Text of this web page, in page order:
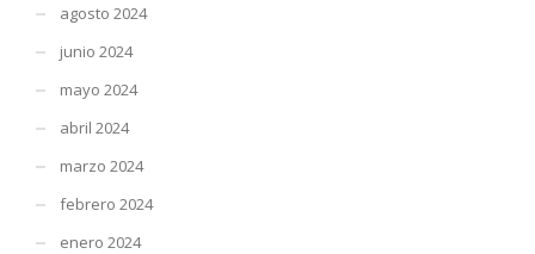
agosto 2024
junio 2024
mayo 2024
abril 2024
marzo 2024
febrero 2024
enero 2024